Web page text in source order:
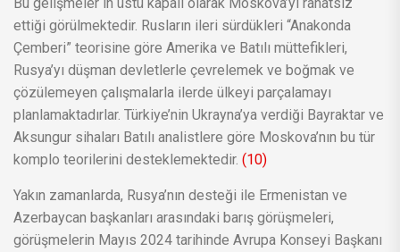
ettiği görülmektedir. Rusların ileri sürdükleri “Anakonda
Çemberi” teorisine göre Amerika ve Batılı müttefikleri,
Rusya’yı düşman devletlerle çevrelemek ve boğmak ve
çözülemeyen çalışmalarla ilerde ülkeyi parçalamayı
planlamaktadırlar. Türkiye’nin Ukrayna’ya verdiği Bayraktar ve
Aksungur sihaları Batılı analistlere göre Moskova’nın bu tür
komplo teorilerini desteklemektedir. (10)
Yakın zamanlarda, Rusya’nın desteği ile Ermenistan ve
Azerbaycan başkanları arasındaki barış görüşmeleri,
görüşmelerin Mayıs 2024 tarihinde Avrupa Konseyi Başkanı